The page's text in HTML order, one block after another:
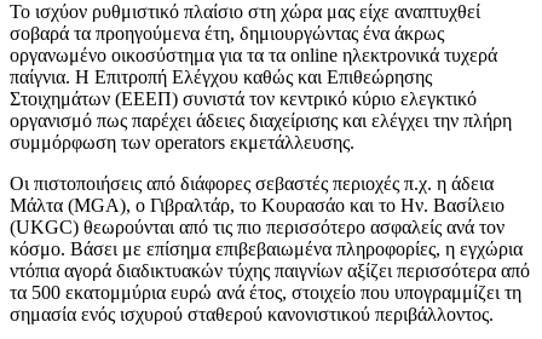
Το ισχύον ρυθμιστικό πλαίσιο στη χώρα μας είχε αναπτυχθεί
σοβαρά τα προηγούμενα έτη, δημιουργώντας ένα άκρως
οργανωμένο οικοσύστημα για τα τα online ηλεκτρονικά τυχερά
παίγνια. Η Επιτροπή Ελέγχου καθώς και Επιθεώρησης
Στοιχημάτων (ΕΕΕΠ) συνιστά τον κεντρικό κύριο ελεγκτικό
οργανισμό πως παρέχει άδειες διαχείρισης και ελέγχει την πλήρη
συμμόρφωση των operators εκμετάλλευσης.
Οι πιστοποιήσεις από διάφορες σεβαστές περιοχές π.χ. η άδεια
Μάλτα (MGA), ο Γιβραλτάρ, το Κουρασάο και το Ην. Βασίλειο
(UKGC) θεωρούνται από τις πιο περισσότερο ασφαλείς ανά τον
κόσμο. Βάσει με επίσημα επιβεβαιωμένα πληροφορίες, η εγχώρια
ντόπια αγορά διαδικτυακών τύχης παιγνίων αξίζει περισσότερα από
τα 500 εκατομμύρια ευρώ ανά έτος, στοιχείο που υπογραμμίζει τη
σημασία ενός ισχυρού σταθερού κανονιστικού περιβάλλοντος.